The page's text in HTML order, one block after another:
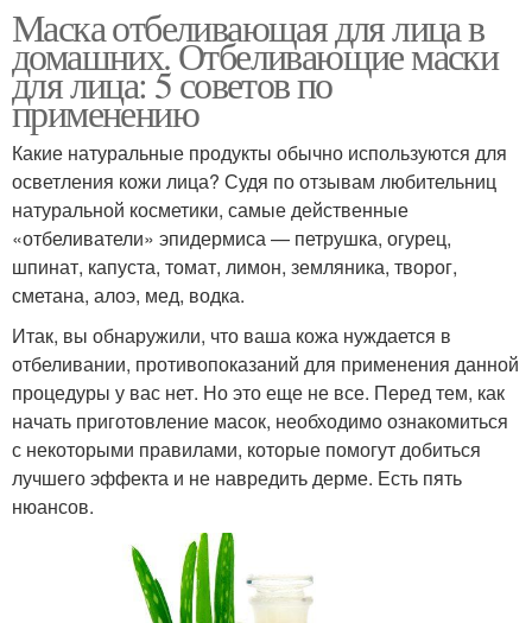
Маска отбеливающая для лица в
домашних. Отбеливающие маски
для лица: 5 советов по
применению
Какие натуральные продукты обычно используются для
осветления кожи лица? Судя по отзывам любительниц
натуральной косметики, самые действенные
«отбеливатели» эпидермиса — петрушка, огурец,
шпинат, капуста, томат, лимон, земляника, творог,
сметана, алоэ, мед, водка.
Итак, вы обнаружили, что ваша кожа нуждается в
отбеливании, противопоказаний для применения данной
процедуры у вас нет. Но это еще не все. Перед тем, как
начать приготовление масок, необходимо ознакомиться
с некоторыми правилами, которые помогут добиться
лучшего эффекта и не навредить дерме. Есть пять
нюансов.